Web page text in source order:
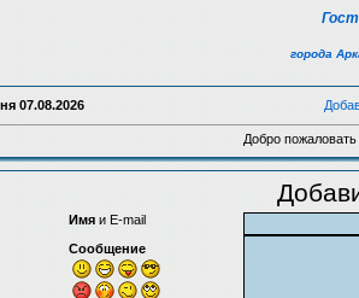
города
07.08.2026
Добро пожаловать
Имя и E-mail
Сообщение